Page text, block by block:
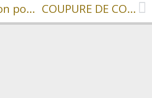
Mobilisation pour le Téléthon 2024 COUPURE DE COURANT